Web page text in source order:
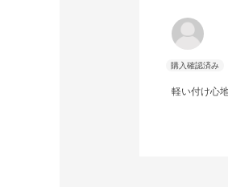
軽い付け心